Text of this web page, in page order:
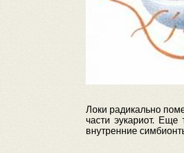
Локи радикально
части эукариот.
внутренние